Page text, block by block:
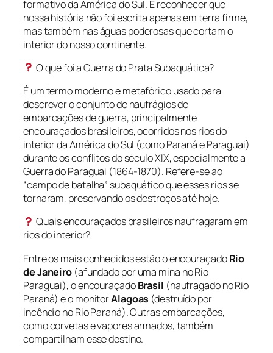
formativo da América do Sul. É reconhecer que
nossa história não foi escrita apenas em terra firme,
mas também nas águas poderosas que cortam o
interior do nosso continente.
O que foi a Guerra do Prata Subaquática?
É um termo moderno e metafórico usado para
descrever o conjunto de naufrágios de
embarcações de guerra, principalmente
encouraçados brasileiros, ocorridos nos rios do
interior da América do Sul (como Paraná e Paraguai)
durante os conflitos do século XIX, especialmente a
Guerra do Paraguai (1864-1870). Refere-se ao
“campo de batalha” subaquático que esses rios se
tornaram, preservando os destroços até hoje.
Quais encouraçados brasileiros naufragaram em
rios do interior?
Entre os mais conhecidos estão o encouraçadoRio
de Janeiro (afundado por uma mina no Rio
Paraguai), o encouraçadoBrasil (naufragado no Rio
Paraná) e o monitorAlagoas (destruído por
incêndio no Rio Paraná). Outras embarcações,
como corvetas e vapores armados, também
compartilham esse destino.